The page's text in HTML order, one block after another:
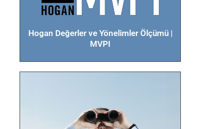
Hogan Değerler ve Yönelimler Ölçümü |
MVPI
karşılaşabilecekleri zorluklar ve
altta yatan değerleri ile ilgili
Detaylar için tıklayın
Hogan Yüksek Potansiyel
Raporu | HIPO